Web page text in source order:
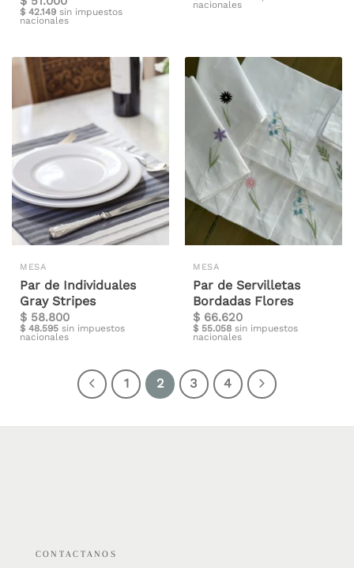
$ 42.149 sin impuestos
nacionales
nacionales
MESA
Par de Individuales
Gray Stripes
$ 58.800
$ 48.595 sin impuestos
nacionales
MESA
Par de Servilletas
Bordadas Flores
$ 66.620
$ 55.058 sin impuestos
nacionales
1 2 3 4
CONTACTANOS